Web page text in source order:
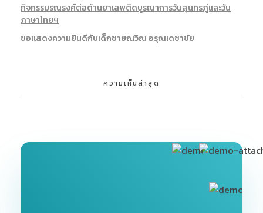
กิจกรรมรณรงค์ต่อต้านยาเสพติดบูรณาการวันสุนทรภู่และวัน
ภาษาไทยฯ
ขอแสดงความยินดีก้บเด็กชายณวิณ อรุณเดชาชัย
ความเห็นล่าสุด